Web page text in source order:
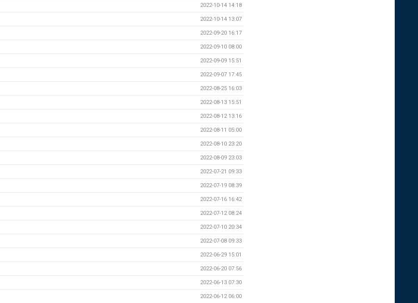
2022-10-14 14:18
2022-10-14 13:07
2022-09-20 16:17
2022-09-10 08:00
2022-09-09 15:51
2022-09-07 17:45
2022-08-25 16:03
2022-08-13 15:51
2022-08-12 13:16
2022-08-11 05:00
2022-08-10 23:20
2022-08-09 23:03
2022-07-21 09:33
2022-07-19 08:39
2022-07-16 16:42
2022-07-12 08:24
2022-07-10 20:34
2022-07-08 09:33
2022-06-29 15:01
2022-06-20 07:56
2022-06-13 07:30
2022-06-12 06:00